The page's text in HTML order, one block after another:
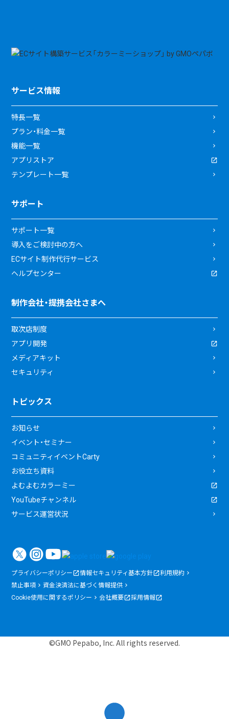
サービス情報
特長一覧
プラン・料金一覧
機能一覧
アプリストア
テンプレート一覧
サポート
サポート一覧
導入をご検討中の方へ
ECサイト制作代行サービス
ヘルプセンター
制作会社・提携会社さまへ
取次店制度
アプリ開発
メディアキット
セキュリティ
トピックス
お知らせ
イベント・セミナー
コミュニティイベントCarty
お役立ち資料
よむよむカラーミー
YouTubeチャンネル
サービス運営状況
プライバシーポリシー 情報セキュリティ基本方針
利用規約
禁止事項
資金決済法に基づく情報提供
Cookie使用に関するポリシー
会社概要 採用情報
©GMO Pepabo, Inc. All rights reserved.